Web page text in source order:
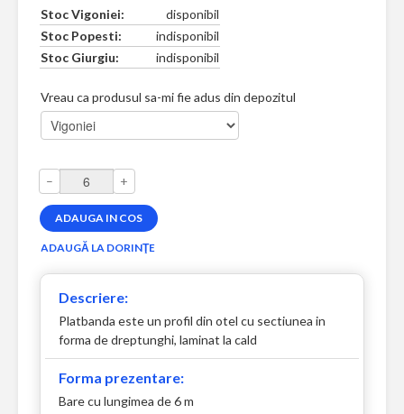
Stoc Vigoniei:
disponibil
Stoc Popesti:
indisponibil
Stoc Giurgiu:
indisponibil
Vreau ca produsul sa-mi fie adus din depozitul
– +
Descriere:
Platbanda este un profil din otel cu sectiunea in
forma de dreptunghi, laminat la cald
Forma prezentare:
Bare cu lungimea de 6 m